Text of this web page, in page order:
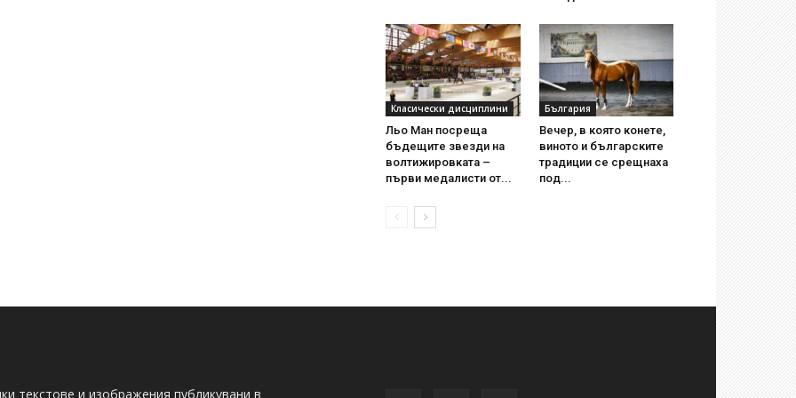
Класически дисциплини
Льо Ман посреща
бъдещите звезди на
волтижировката –
първи медалисти от...
България
Вечер, в която конете,
виното и българските
традиции се срещнаха
под...
текстове и изображения публикувани в